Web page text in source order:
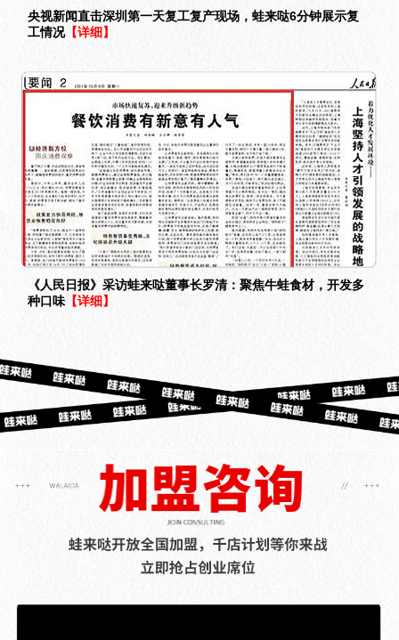
央视新闻直击深圳第一天复工复产现场，蛙来哒6分钟展示复
工情况【详细】
《人民日报》采访蛙来哒董事长罗清：聚焦牛蛙食材，开发多
种口味 【详细】